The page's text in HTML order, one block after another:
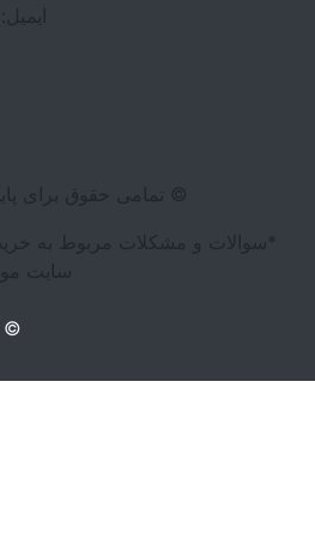
برای پایگاه فراداده محفوظ
به خرید تنها از طریق بخش تیکت
سایت مورد بررسی قرار می گیرد*
© تمام حقوق محفوظ